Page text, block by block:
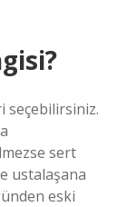
seçebilirsiniz.
sert
ustalaşana
eski